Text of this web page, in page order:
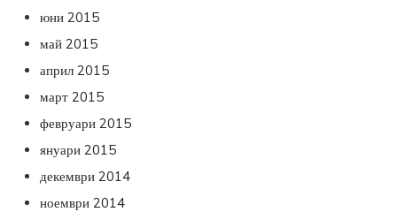
юни 2015
май 2015
април 2015
март 2015
февруари 2015
януари 2015
декември 2014
ноември 2014